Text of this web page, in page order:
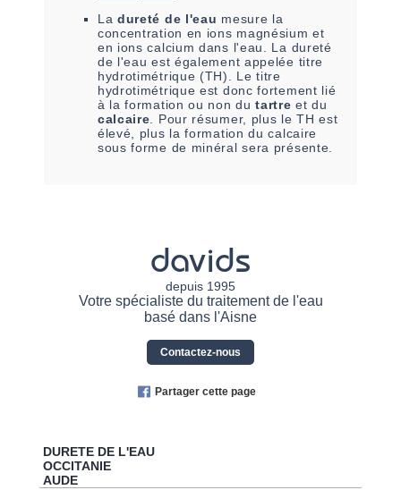
La dureté de l'eau mesure la
concentration en ions magnésium et
en ions calcium dans l'eau. La dureté
de l'eau est également appelée titre
hydrotimétrique (TH). Le titre
hydrotimétrique est donc fortement lié
à la formation ou non dutartre et du
calcaire . Pour résumer, plus le TH est
élevé, plus la formation du calcaire
sous forme de minéral sera présente.
davids
depuis 1995
Votre spécialiste du traitement de l'eau
basé dans l'Aisne
Contactez-nous
Partager cette page
DURETE DE L'EAU
OCCITANIE
AUDE